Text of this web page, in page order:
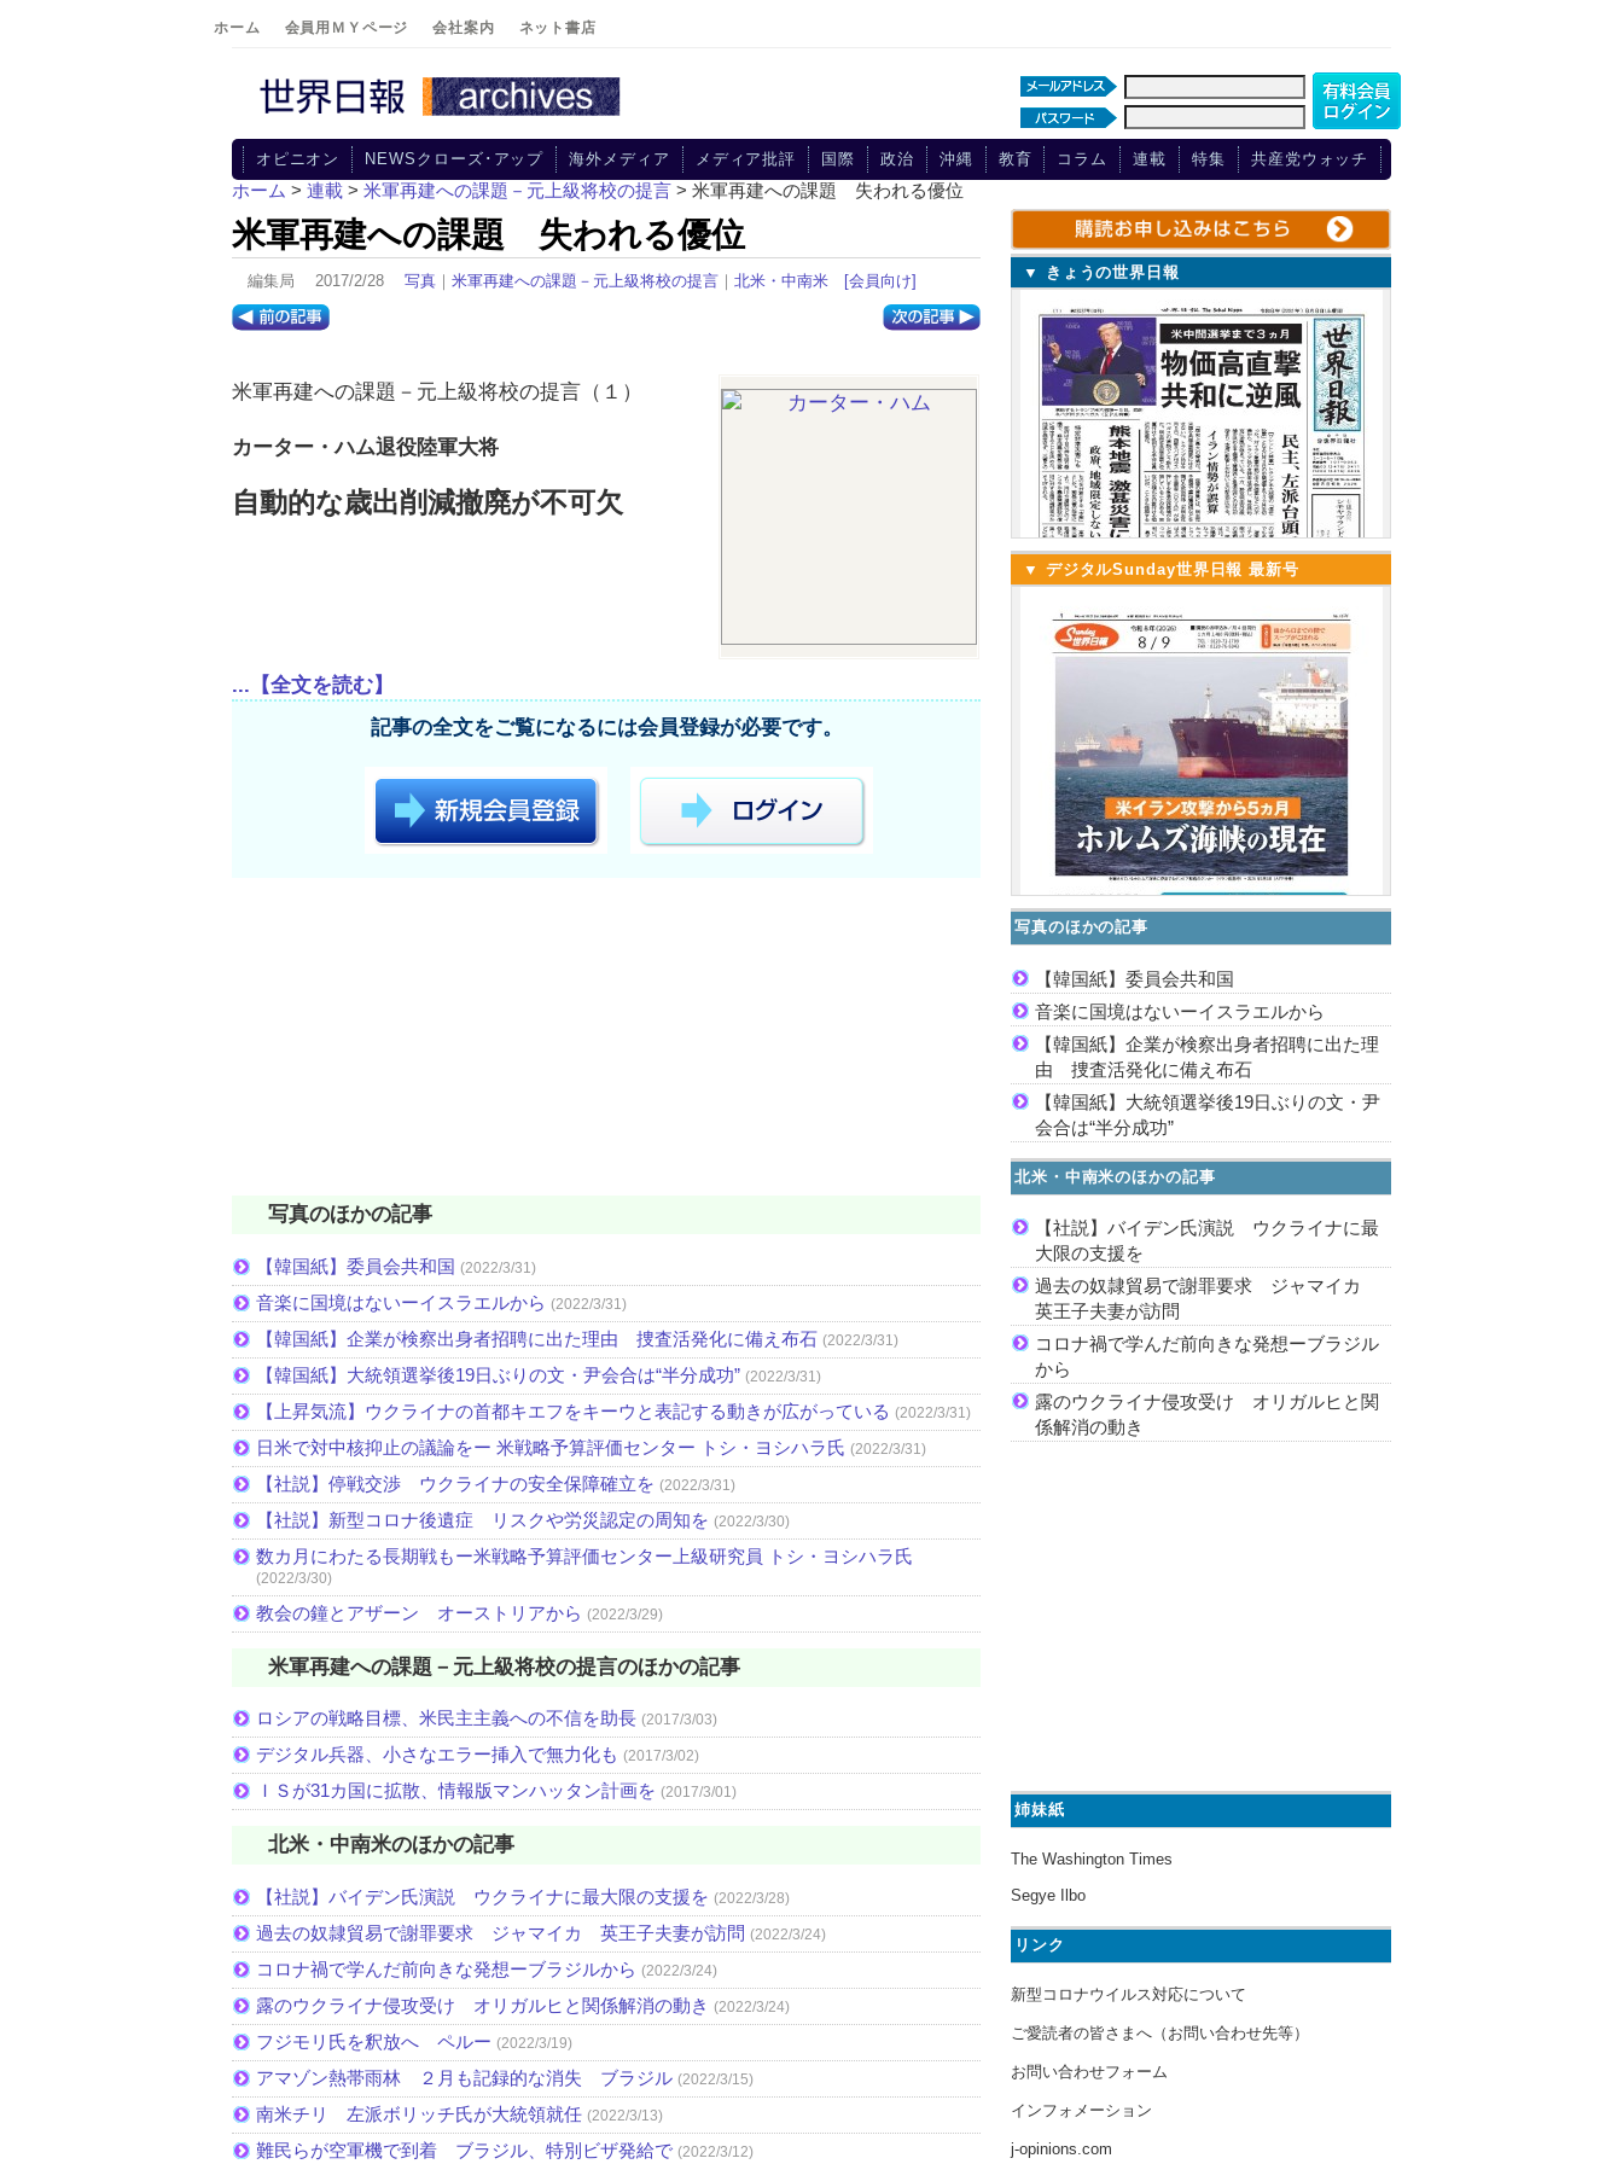
ホーム 会員用ＭＹページ 会社案内 ネット書店
オピニオン NEWSクローズ･アップ 海外メディア メディア批評 国際 政治 沖縄 教育 コラム 連載 特集 共産党ウォッチ
ホーム > 連載 > 米軍再建への課題－元上級将校の提言 > 米軍再建への課題 失われる優位
米軍再建への課題 失われる優位
編集局 2017/2/28 写真 ｜ 米軍再建への課題－元上級将校の提言 ｜ 北米・中南米 [会員向け]
米軍再建への課題－元上級将校の提言（１）
カーター・ハム退役陸軍大将
自動的な歳出削減撤廃が不可欠
...【全文を読む】
記事の全文をご覧になるには会員登録が必要です。
写真のほかの記事
【韓国紙】委員会共和国 (2022/3/31)
音楽に国境はないーイスラエルから (2022/3/31)
【韓国紙】企業が検察出身者招聘に出た理由 捜査活発化に備え布石 (2022/3/31)
【韓国紙】大統領選挙後19日ぶりの文・尹会合は“半分成功” (2022/3/31)
【上昇気流】ウクライナの首都キエフをキーウと表記する動きが広がっている (2022/3/31)
日米で対中核抑止の議論をー 米戦略予算評価センター トシ・ヨシハラ氏 (2022/3/31)
【社説】停戦交渉 ウクライナの安全保障確立を (2022/3/31)
【社説】新型コロナ後遺症 リスクや労災認定の周知を (2022/3/30)
数カ月にわたる長期戦もー米戦略予算評価センター上級研究員 トシ・ヨシハラ氏
(2022/3/30)
教会の鐘とアザーン オーストリアから (2022/3/29)
米軍再建への課題－元上級将校の提言のほかの記事
ロシアの戦略目標、米民主主義への不信を助長 (2017/3/03)
デジタル兵器、小さなエラー挿入で無力化も (2017/3/02)
ＩＳが31カ国に拡散、情報版マンハッタン計画を (2017/3/01)
北米・中南米のほかの記事
【社説】バイデン氏演説 ウクライナに最大限の支援を (2022/3/28)
過去の奴隷貿易で謝罪要求 ジャマイカ 英王子夫妻が訪問 (2022/3/24)
コロナ禍で学んだ前向きな発想ーブラジルから (2022/3/24)
露のウクライナ侵攻受け オリガルヒと関係解消の動き (2022/3/24)
フジモリ氏を釈放へ ペルー (2022/3/19)
アマゾン熱帯雨林 ２月も記録的な消失 ブラジル (2022/3/15)
南米チリ 左派ボリッチ氏が大統領就任 (2022/3/13)
難民らが空軍機で到着 ブラジル、特別ビザ発給で (2022/3/12)
▼ きょうの世界日報
▼ デジタルSunday世界日報 最新号
写真のほかの記事
【韓国紙】委員会共和国
音楽に国境はないーイスラエルから
【韓国紙】企業が検察出身者招聘に出た理
由 捜査活発化に備え布石
【韓国紙】大統領選挙後19日ぶりの文・尹
会合は“半分成功”
北米・中南米のほかの記事
【社説】バイデン氏演説 ウクライナに最
大限の支援を
過去の奴隷貿易で謝罪要求 ジャマイカ
英王子夫妻が訪問
コロナ禍で学んだ前向きな発想ーブラジル
から
露のウクライナ侵攻受け オリガルヒと関
係解消の動き
姉妹紙
The Washington Times
Segye Ilbo
リンク
新型コロナウイルス対応について
ご愛読者の皆さまへ（お問い合わせ先等）
お問い合わせフォーム
インフォメーション
j-opinions.com